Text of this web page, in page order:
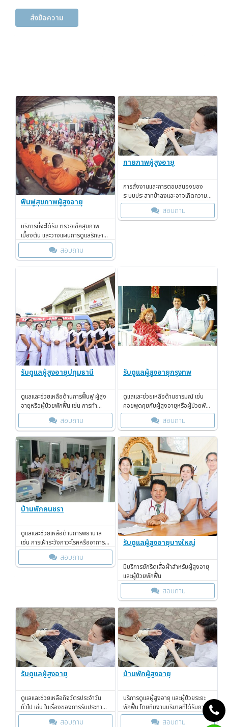
ส่งข้อความ
ฟื้นฟูสุขภาพผู้สูงอายุ
บริการที่จะได้รับ ตรวจเช็คสุขภาพ
เบื้องต้น และวางแผนการดูแลรักษา
ฟื้นฟูสุขภาพ
สอบถาม
กายภาพผู้สูงอายุ
การสั่งงานและการตอบสนองของ
ระบบประสาทช้าลงและอาจเกิดความ
ผิดปกติของการ สั่งงานจากสารสื่อ
ประสาในสมอง ทำให้เกิดโรคอัลไซเมอร์
สอบถาม
รับดูแลผู้สูงอายุปทุมธานี
ดูแลและช่วยเหลือด้านการฟื้นฟู ผู้สูง
อายุหรือผู้ป่วยพักฟื้น เช่น การทำ
กายภาพบำบัดเบื้องต้นเป็นประจำทุก
สอบถาม
รับดูแลผู้สูงอายุกรุงทพ
ดูแลและช่วยเหลือด้านอารมณ์ เช่น
คอยพูดคุยกับผู้สูงอายุหรือผู้ป่วยพัก
ฟื้น เพื่อจะได้รับรู้ รับฟัง อารมณ์และ
ความรู้สึกต่างๆ สอบถาม
บ้านพักคนชรา
ดูแลและช่วยเหลือด้านการพยาบาล
เช่น การเฝ้าระวังภาวะโรคหรืออาการ
แทรกซ้อนต่างๆ อย่างใกล้ชิด
สอบถาม
รับดูแลผู้สูงอายุบางใหญ่
มีบริการซักรีดเสื้อผ้าสำหรับผู้สูงอายุ
และผู้ป่วยพักฟื้น
สอบถาม
รับดูแลผู้สูงอายุ
ดูแลและช่วยเหลือกิจวัตรประจำวัน
ทั่วไป เช่น ในเรื่องของการรับประทาน
อาหารและการให้ยาประจำตัวของผู้สูง
สอบถาม
บ้านพักผู้สูงอายุ
บริการดูแลผู้สูงอายุ และผู้ป่วยระยะ
พักฟื้น โดยทีมงานบริบาลที่ได้รับการ
ฝึกฝนมา ทั้งด้านการบริบาล
สอบถาม